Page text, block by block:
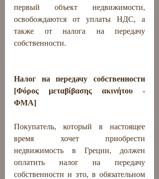
первый объект недвижимости,
освобождаются от уплаты НДС, а
также от налога на передачу
собственности.
Налог на передачу собственности
[Φόρος μεταβίβασης ακινήτου -
ΦΜΑ]
Покупатель, который в настоящее
время хочет приобрести
недвижимость в Греции, должен
оплатить налог на передачу
собственности и это, в обязательном